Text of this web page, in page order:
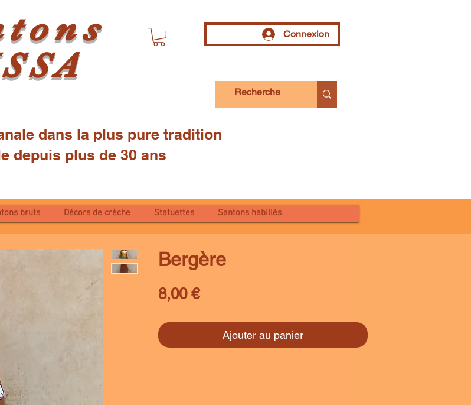
Connexion
dans la plus pure tradition
plus de 30 ans
bruts Décors de crèche Statuettes Santons habillés
Bergère
8,00 €Prix
Ajouter au panier